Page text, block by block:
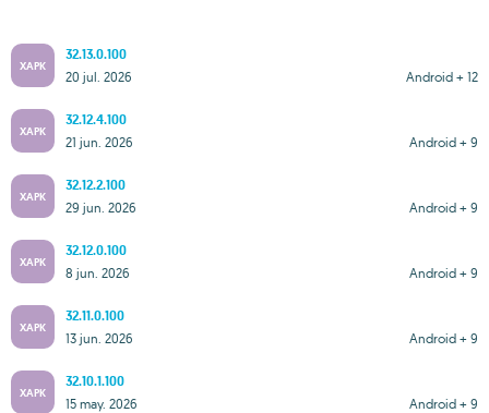
XAPK
32.13.0.100
Android + 12
20 jul. 2026
XAPK
32.12.4.100
Android + 9
21 jun. 2026
XAPK
32.12.2.100
Android + 9
29 jun. 2026
XAPK
32.12.0.100
Android + 9
8 jun. 2026
XAPK
32.11.0.100
Android + 9
13 jun. 2026
XAPK
32.10.1.100
Android + 9
15 may. 2026